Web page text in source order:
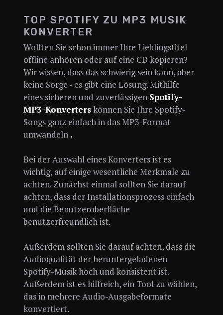
TOP SPOTIFY ZU MP3 MUSIK
KONVERTER
Wollten Sie schon immer Ihre Lieblingstitel
offline anhören oder auf eine CD kopieren?
Wir wissen, dass das schwierig sein kann, aber
keine Sorge - es gibt eine Lösung. Mithilfe
eines sicheren und zuverlässigen Spotify-
MP3-Konverterskönnen Sie Ihre Spotify-
Songs ganz einfach in das MP3-Format
umwandeln .
Bei der Auswahl eines Konverters ist es
wichtig, auf einige wesentliche Merkmale zu
achten. Zunächst einmal sollten Sie darauf
achten, dass der Installationsprozess einfach
und die Benutzeroberfläche
benutzerfreundlich ist.
Außerdem sollten Sie darauf achten, dass die
Audioqualität der heruntergeladenen
Spotify-Musik hoch und konsistent ist.
Außerdem ist es hilfreich, ein Tool zu wählen,
das in mehrere Audio-Ausgabeformate
konvertiert.